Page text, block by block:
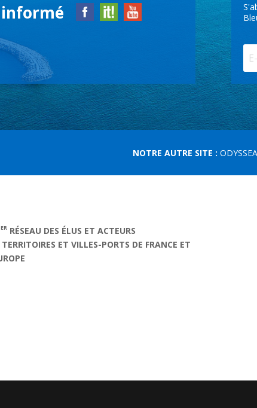
informé
NOTRE AUTRE SITE :
ER RÉSEAU DES ÉLUS ET ACTEURS
TERRITOIRES ET VILLES-PORTS DE FRANCE ET